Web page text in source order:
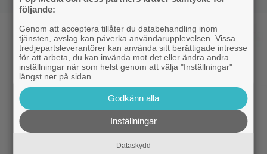
följande:
Genom att acceptera tillåter du databehandling inom
tjänsten, avslag kan påverka användarupplevelsen. Vissa
tredjepartsleverantörer kan använda sitt berättigade intresse
för att arbeta, du kan invända mot det eller ändra andra
inställningar när som helst genom att välja "Inställningar"
längst ner på sidan.
Godkänn alla
Inställningar
Dataskydd